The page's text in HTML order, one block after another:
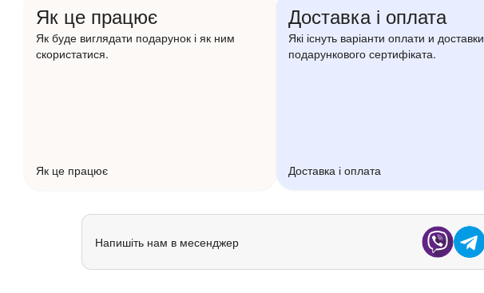
Як це працює
Як буде виглядати подарунок і як ним
скористатися.
Як це працює
Доставка і оплата
Які існуть варіанти оплати и доставки
подарункового сертифіката.
Доставка і оплата
Напишіть нам в месенджер